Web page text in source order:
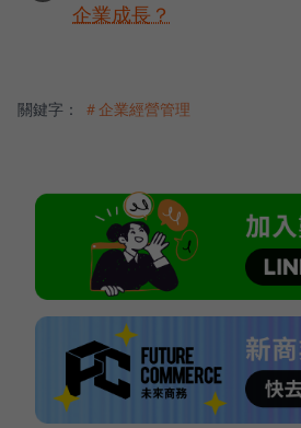
企業成長？
關鍵字： ＃企業經營管理